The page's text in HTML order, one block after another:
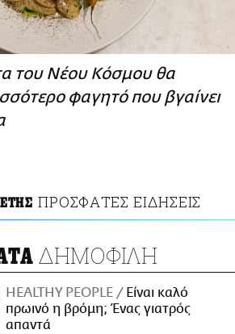
του Νέου Κόσμου θα
φαγητό που βγαίνει
ΠΡΟΣΦΑΤΕΣ ΕΙΔΗΣΕΙΣ
ΔΗΜΟΦΙΛΗ
HEALTHY PEOPLE
Είναι καλό
πρωινό η βρόμη; Ένας γιατρός
απαντά